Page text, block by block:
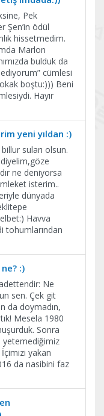
Pek
Şen’in ödül
hissetmedim.
Marlon
bulduk da
cümlesi
boştu:))) Beni
Hayır
yeni yıldan :)
suları olsun.
ne deniyorsa
isterim..
dünyada
Havva
tohumlarından
ne? :)
Ne
sen. Çek git
da doymadın,
Mesela 1980
Sonra
yetemediğimiz
İçimizi yakan
da nasibini faz